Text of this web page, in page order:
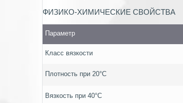
ФИЗИКО-ХИМИЧЕСКИЕ СВОЙСТВА
Параметр
Класс вязкости
Плотность при 20°C
Вязкость при 40°C